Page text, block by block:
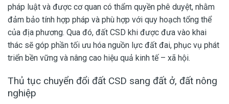
pháp luật và được cơ quan có thẩm quyền phê duyệt, nhằm
đảm bảo tính hợp pháp và phù hợp với quy hoạch tổng thể
của địa phương. Qua đó, đất CSD khi được đưa vào khai
thác sẽ góp phần tối ưu hóa nguồn lực đất đai, phục vụ phát
triển bền vững và nâng cao hiệu quả kinh tế – xã hội.
Thủ tục chuyển đổi đất CSD sang đất ở, đất nông
nghiệp